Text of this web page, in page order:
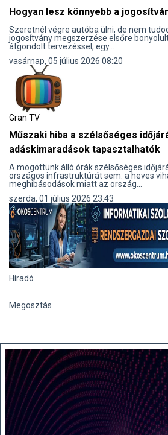
Hogyan lesz könnyebb a
Szeretnél végre autóba ülni, de nem
jogosítvány megszerzése elsőre
átgondolt tervezéssel, egy...
vasárnap, 05 július 2026 08:20
Gran TV
Műszaki hiba a szélsőséges
adáskimaradások tapasztalhatók
A mögöttünk álló órák szélsőséges
országos infrastruktúrát sem: a heves
meghibásodások miatt az ország...
szerda, 01 július 2026 23:43
Híradó
Megosztás